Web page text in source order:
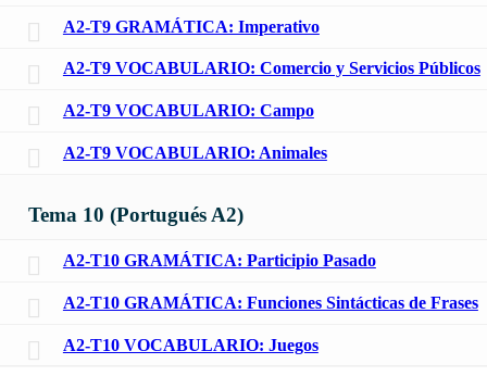
A2-T9 GRAMÁTICA: Imperativo
A2-T9 VOCABULARIO: Comercio y Servicios Públicos
A2-T9 VOCABULARIO: Campo
A2-T9 VOCABULARIO: Animales
Tema 10 (Portugués A2)
A2-T10 GRAMÁTICA: Participio Pasado
A2-T10 GRAMÁTICA: Funciones Sintácticas de Frases
A2-T10 VOCABULARIO: Juegos